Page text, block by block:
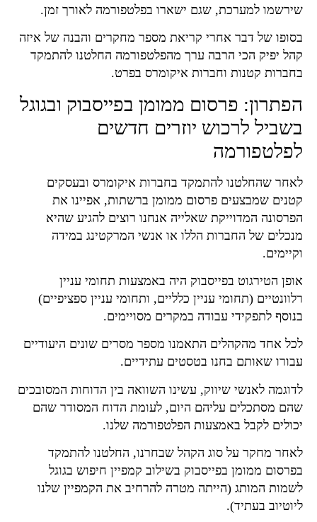
שירשמו למערכת, שגם ישארו בפלטפורמה לאורך זמן.
בסופו של דבר אחרי קריאת מספר מחקרים והבנה של איזה
קהל יפיק הכי הרבה ערך מהפלטפורמה החלטנו להתמקד
בחברות קטנות וחברות איקומרס בפרט.
הפתרון: פרסום ממומן בפייסבוק ובגוגל
בשביל לרכוש יוזרים חדשים
לפלטפורמה
לאחר שהחלטנו להתמקד בחברות איקומרס ובעסקים
קטנים שמבצעים פרסום ממומן ברשתות, אפיינו את
הפרסונה המדוייקת שאלייה אנחנו רוצים להגיע שהיא
מנכלים של החברות הללו או אנשי המרקטינג במידה
וקיימים.
אופן הטירגוט בפייסבוק היה באמצעות תחומי עניין
רלוונטיים (תחומי עניין כלליים, ותחומי עניין ספציפיים)
בנוסף לתפקידי עבודה במקרים מסויימים.
לכל אחד מהקהלים התאמנו מספר מסרים שונים היעודיים
עבורו שאותם בחנו בטסטים עתידיים.
לדוגמה לאנשי שיווק, עשינו השוואה בין הדוחות המסובכים
שהם מסתכלים עליהם היום, לעומת הדוח המסודר שהם
יכולים לקבל באמצעות הפלטפורמה שלנו.
לאחר מחקר על סוג הקהל שבחרנו, החלטנו להתמקד
בפרסום ממומן בפייסבוק בשילוב קמפיין חיפוש בגוגל
לשמות המותג (הייתה מטרה להרחיב את הקמפיין שלנו
ליוטיוב בעתיד).